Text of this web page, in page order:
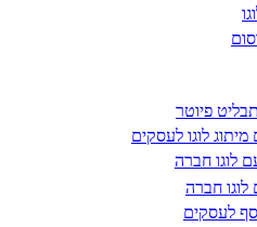
פיוטר
לוגו לעסקים
לוגו חברה
לוגו חברה
לעסקים